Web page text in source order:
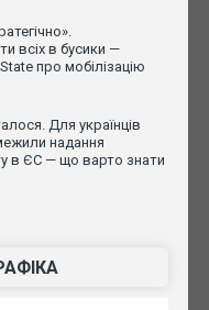
всіх в бусики —
про мобілізацію
Для українців
надання
в ЄС — що варто знати